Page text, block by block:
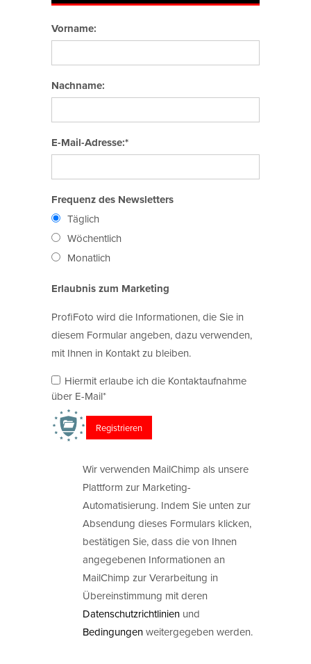
Vorname:
Nachname:
E-Mail-Adresse:*
Frequenz des Newsletters
Täglich
Wöchentlich
Monatlich
Erlaubnis zum Marketing
ProfiFoto wird die Informationen, die Sie in
diesem Formular angeben, dazu verwenden,
mit Ihnen in Kontakt zu bleiben.
Hiermit erlaube ich die Kontaktaufnahme
über E-Mail*
Wir verwenden MailChimp als unsere
Plattform zur Marketing-
Automatisierung. Indem Sie unten zur
Absendung dieses Formulars klicken,
bestätigen Sie, dass die von Ihnen
angegebenen Informationen an
MailChimp zur Verarbeitung in
Übereinstimmung mit deren
Datenschutzrichtlinien und
Bedingungenweitergegeben werden.